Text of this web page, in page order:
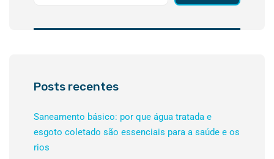
Posts recentes
Saneamento básico: por que água tratada e
esgoto coletado são essenciais para a saúde e os
rios